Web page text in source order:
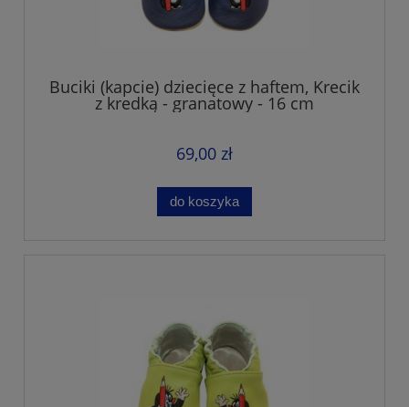
Buciki (kapcie) dziecięce z haftem, Krecik
z kredką - granatowy - 16 cm
69,00 zł
do koszyka